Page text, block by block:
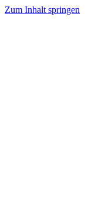
Zum Inhalt springen